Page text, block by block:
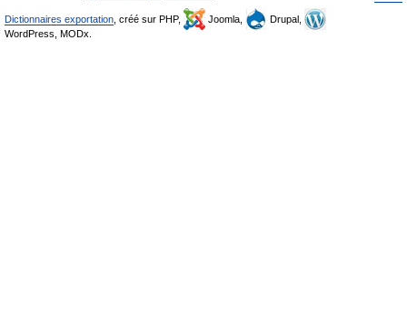
Dictionnaires exportation , créé sur PHP, Joomla,
Drupal,
WordPress, MODx.